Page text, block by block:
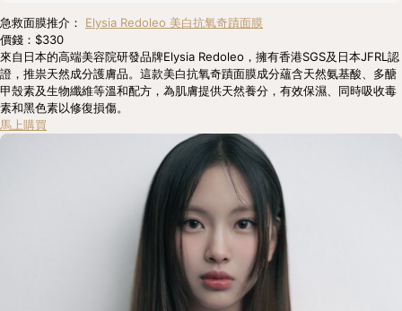
急救面膜推介： Elysia Redoleo 美白抗氧奇蹟面膜
價錢：$330
來自日本的高端美容院研發品牌Elysia Redoleo，擁有香港SGS及日本JFRL認
證，推祟天然成分護膚品。這款美白抗氧奇蹟面膜成分蘊含天然氨基酸、多醣
甲殼素及生物纖維等溫和配方，為肌膚提供天然養分，有效保濕、同時吸收毒
素和黑色素以修復損傷。
馬上購買